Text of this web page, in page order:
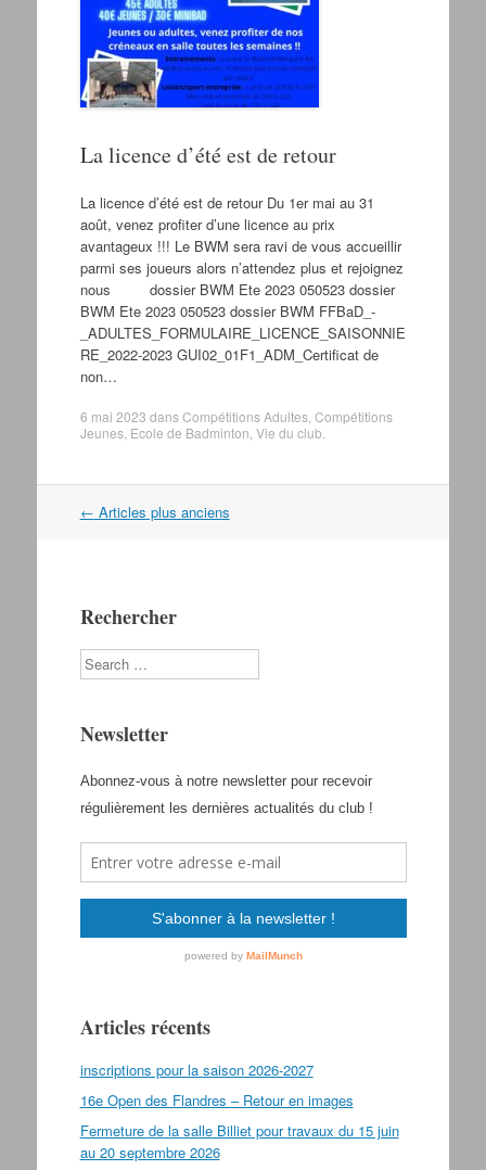
La licence d’été est de retour
La licence d’été est de retour Du 1er mai au 31
août, venez profiter d’une licence au prix
avantageux !!! Le BWM sera ravi de vous accueillir
parmi ses joueurs alors n’attendez plus et rejoignez
nous dossier BWM Ete 2023 050523 dossier
BWM Ete 2023 050523 dossier BWM FFBaD_-
_ADULTES_FORMULAIRE_LICENCE_SAISONNIE
RE_2022-2023 GUI02_01F1_ADM_Certificat de
non…
6 mai 2023 dansCompétitions Adultes, Compétitions
Jeunes, Ecole de Badminton Vie du club
Navigation dans les articles
← Articles plus anciens
Rechercher
Search
Newsletter
Articles récents
inscriptions pour la saison 2026-2027
16e Open des Flandres – Retour en images
Fermeture de la salle Billiet pour travaux du 15 juin
au 20 septembre 2026